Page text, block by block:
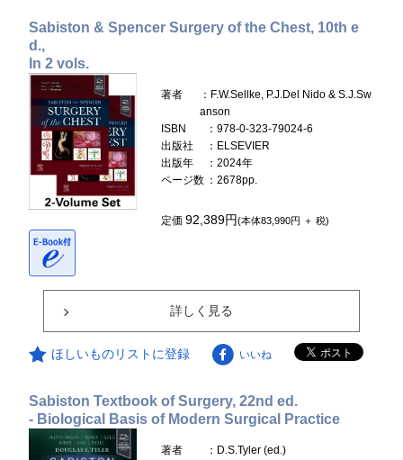
Sabiston & Spencer Surgery of the Chest, 10th e
d.,
In 2 vols.
著者
：F.W.Sellke, P.J.Del Nido & S.J.Sw
anson
ISBN
：978-0-323-79024-6
出版社
：ELSEVIER
出版年
：2024年
ページ数 ：2678pp.
定価92,389円(本体83,990円 ＋ 税)
詳しく見る
ほしいものリストに登録 いいね
Sabiston Textbook of Surgery, 22nd ed.
- Biological Basis of Modern Surgical Practice
著者
：D.S.Tyler (ed.)